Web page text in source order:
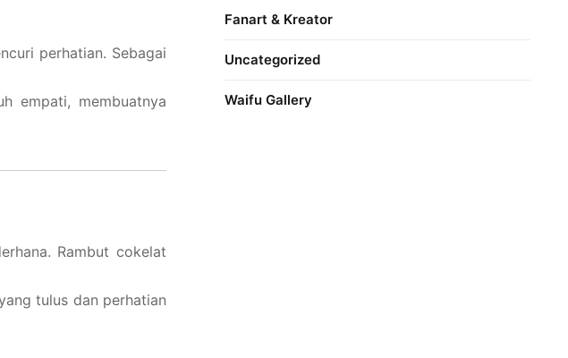
perhatian. Sebagai
empati, membuatnya
Rambut cokelat
tulus dan perhatian
Fanart & Kreator
Uncategorized
Waifu Gallery